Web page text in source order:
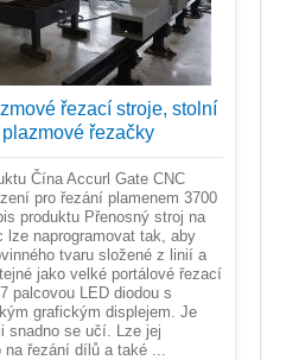
řezací stroje, stolní
řezačky
Čína Accurl Gate CNC
pro řezání plamenem 3700
produktu Přenosný stroj na
lze naprogramovat tak, aby
tvaru složené z linií a
jako velké portálové řezací
palcovou LED diodou s
grafickým displejem. Je
snadno se učí. Lze jej
na řezání dílů a také ...